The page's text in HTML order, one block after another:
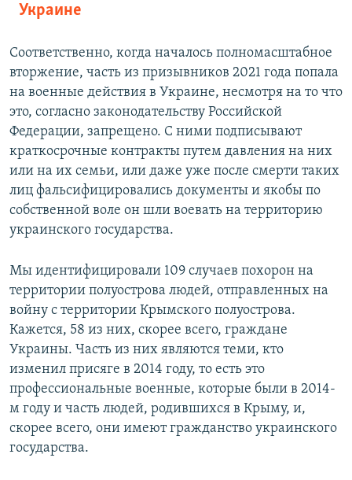
Украине
Соответственно, когда началось полномасштабное
вторжение, часть из призывников 2021 года попала
на военные действия в Украине, несмотря на то что
это, согласно законодательству Российской
Федерации, запрещено. С ними подписывают
краткосрочные контракты путем давления на них
или на их семьи, или даже уже после смерти таких
лиц фальсифицировались документы и якобы по
собственной воле он шли воевать на территорию
украинского государства.
Мы идентифицировали 109 случаев похорон на
территории полуострова людей, отправленных на
войну с территории Крымского полуострова.
Кажется, 58 из них, скорее всего, граждане
Украины. Часть из них являются теми, кто
изменил присяге в 2014 году, то есть это
профессиональные военные, которые были в 2014-
м году и часть людей, родившихся в Крыму, и,
скорее всего, они имеют гражданство украинского
государства.